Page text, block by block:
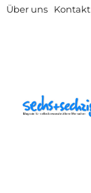
Über uns Kontakt